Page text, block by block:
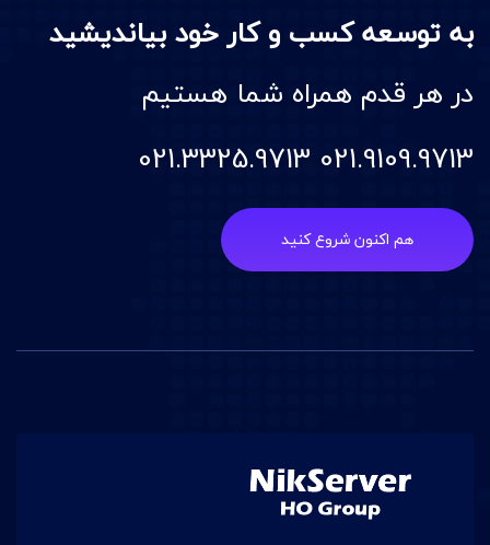
به توسعه کسب و کار خود بیاندیشید
در هر قدم همراه شما هستیم
021.9109.9713 021.3325.9713
هم اکنون شروع کنید